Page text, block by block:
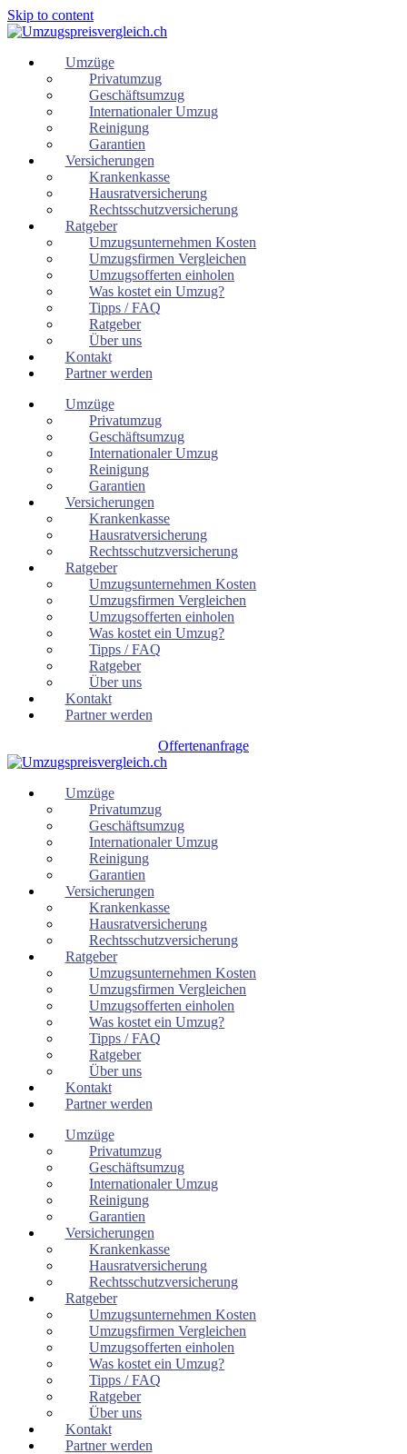
Skip to content
Umzüge
Privatumzug
Geschäftsumzug
Internationaler Umzug
Reinigung
Garantien
Versicherungen
Krankenkasse
Hausratversicherung
Rechtsschutzversicherung
Ratgeber
Umzugsunternehmen Kosten
Umzugsfirmen Vergleichen
Umzugsofferten einholen
Was kostet ein Umzug?
Tipps / FAQ
Ratgeber
Über uns
Kontakt
Partner werden
Umzüge
Privatumzug
Geschäftsumzug
Internationaler Umzug
Reinigung
Garantien
Versicherungen
Krankenkasse
Hausratversicherung
Rechtsschutzversicherung
Ratgeber
Umzugsunternehmen Kosten
Umzugsfirmen Vergleichen
Umzugsofferten einholen
Was kostet ein Umzug?
Tipps / FAQ
Ratgeber
Über uns
Kontakt
Partner werden
Offertenanfrage
Umzüge
Privatumzug
Geschäftsumzug
Internationaler Umzug
Reinigung
Garantien
Versicherungen
Krankenkasse
Hausratversicherung
Rechtsschutzversicherung
Ratgeber
Umzugsunternehmen Kosten
Umzugsfirmen Vergleichen
Umzugsofferten einholen
Was kostet ein Umzug?
Tipps / FAQ
Ratgeber
Über uns
Kontakt
Partner werden
Umzüge
Privatumzug
Geschäftsumzug
Internationaler Umzug
Reinigung
Garantien
Versicherungen
Krankenkasse
Hausratversicherung
Rechtsschutzversicherung
Ratgeber
Umzugsunternehmen Kosten
Umzugsfirmen Vergleichen
Umzugsofferten einholen
Was kostet ein Umzug?
Tipps / FAQ
Ratgeber
Über uns
Kontakt
Partner werden